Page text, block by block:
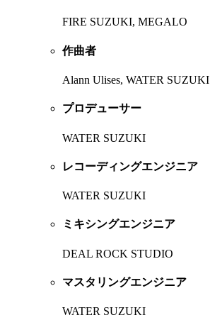
FIRE SUZUKI, MEGALO
作曲者
Alann Ulises, WATER SUZUKI
プロデューサー
WATER SUZUKI
レコーディングエンジニア
WATER SUZUKI
ミキシングエンジニア
DEAL ROCK STUDIO
マスタリングエンジニア
WATER SUZUKI